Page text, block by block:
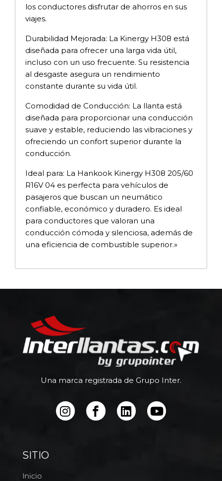
los conductores disfrutar de ahorros en sus
viajes.
Durabilidad Mejorada: La Kinergy H308 está
diseñada para ofrecer una larga vida útil,
incluso con un uso frecuente. Su resistencia
al desgaste asegura un rendimiento
constante durante su vida útil.
Comodidad de Conducción: La llanta está
diseñada para proporcionar una conducción
suave y estable, reduciendo las vibraciones y
ofreciendo un confort superior durante la
conducción.
Ideal para: La Hankook Kinergy H308 205/60
R16V 04 es perfecta para vehículos de
pasajeros que buscan un neumático
confiable, económico y duradero. Es ideal
para conductores que valoran una
conducción cómoda y silenciosa, además de
una eficiencia de combustible superior.»
Una marca registrada de Grupo Inter.
SITIO
Inicio